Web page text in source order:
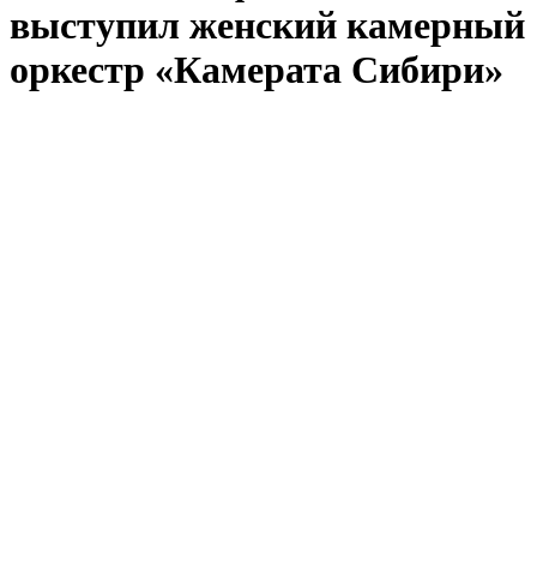
выступил женский камерный
оркестр «Камерата Сибири»